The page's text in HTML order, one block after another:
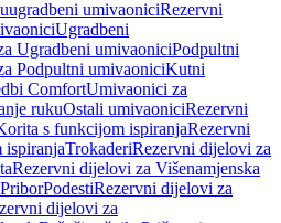
umivaoniciRezervni
Ugradbeni
Ugradbeni umivaoniciPodpultni
Podpultni umivaoniciKutni
ComfortUmivaonici za
rukuOstali umivaoniciRezervni
s funkcijom ispiranjaRezervni
TrokaderiRezervni dijelovi za
Rezervni dijelovi za Višenamjenska
PriborPodestiRezervni dijelovi za
dijelovi za